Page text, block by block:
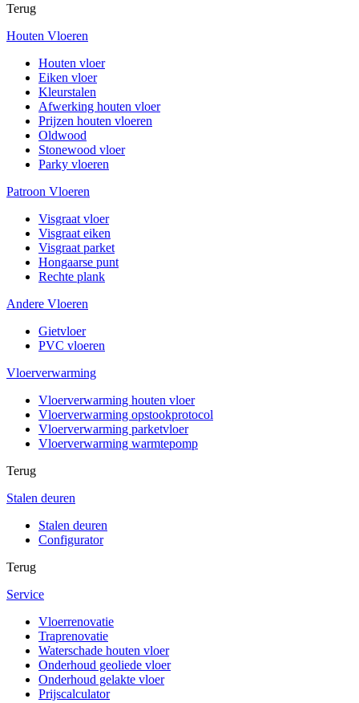
Terug
Houten Vloeren
Houten vloer
Eiken vloer
Kleurstalen
Afwerking houten vloer
Prijzen houten vloeren
Oldwood
Stonewood vloer
Parky vloeren
Patroon Vloeren
Visgraat vloer
Visgraat eiken
Visgraat parket
Hongaarse punt
Rechte plank
Andere Vloeren
Gietvloer
PVC vloeren
Vloerverwarming
Vloerverwarming houten vloer
Vloerverwarming opstookprotocol
Vloerverwarming parketvloer
Vloerverwarming warmtepomp
Terug
Stalen deuren
Stalen deuren
Configurator
Terug
Service
Vloerrenovatie
Traprenovatie
Waterschade houten vloer
Onderhoud geoliede vloer
Onderhoud gelakte vloer
Prijscalculator